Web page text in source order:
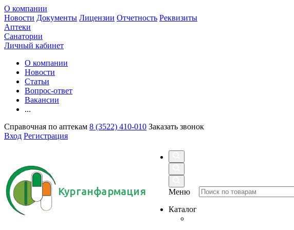
О компании
Новости Документы Лицензии Отчетность Реквизиты
Аптеки
Санатории
Личный кабинет
О компании
Новости
Статьи
Вопрос-ответ
Вакансии
...
Справочная по аптекам 8 (3522) 410-010 Заказать звонок
Вход Регистрация
Курганфармация
Меню
Каталог